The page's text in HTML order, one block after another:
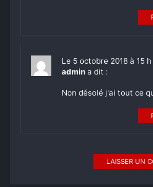
Le 5 octobre 2018 à 15
admin a dit :
Non désolé j'ai tout ce
LAISSER UN